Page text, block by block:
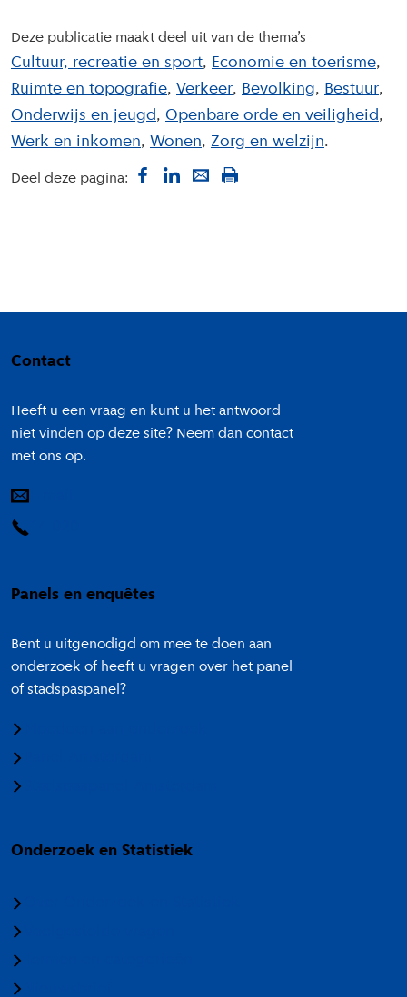
Deze publicatie maakt deel uit van de thema’s
Cultuur, recreatie en sport Economie en toerisme
Ruimte en topografie Verkeer Bevolking
Bestuur
Onderwijs en jeugd Openbare orde en veiligheid
Werk en inkomen Wonen Zorg en welzijn
Deel deze pagina:
Contact
Heeft u een vraag en kunt u het antwoord
niet vinden op deze site? Neem dan contact
met ons op.
Panels en enquêtes
Bent u uitgenodigd om mee te doen aan
onderzoek of heeft u vragen over het panel
of stadspaspanel?
Onderzoek en Statistiek